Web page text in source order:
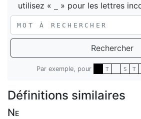
utilisez «
» pour les lettres
Rechercher
Par exemple, pour T S T
Définitions similaires
Ne